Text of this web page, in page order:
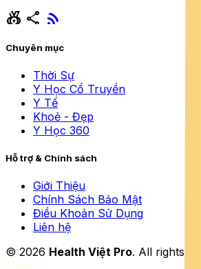
social_leaderboard share rss_feed
Chuyên mục
Thời Sự
Y Học Cổ Truyền
Y Tế
Khoẻ - Đẹp
Y Học 360
Hỗ trợ & Chính sách
Giới Thiệu
Chính Sách Bảo Mật
Điều Khoản Sử Dụng
Liên hệ
© 2026 Health Việt Pro. All rights